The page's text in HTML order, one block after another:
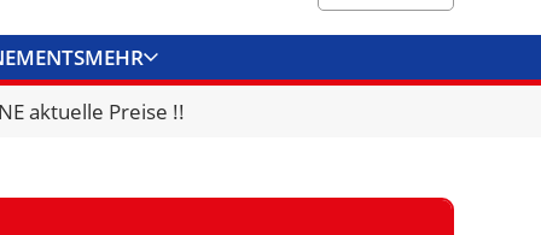
MEHR
KONTAKT
aktuelle Preise !!